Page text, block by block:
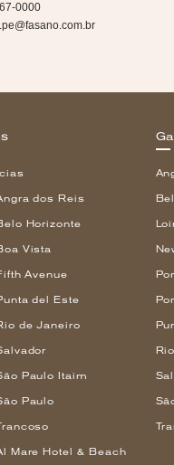
0000
dos Reis
Horizonte
Vista
Avenue
del Este
de Janeiro
Paulo Itaim
Paulo
Mare Hotel & Beach